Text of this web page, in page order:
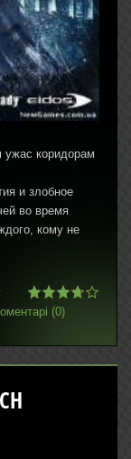
коридорам
и злобное
во время
кому не
(0)